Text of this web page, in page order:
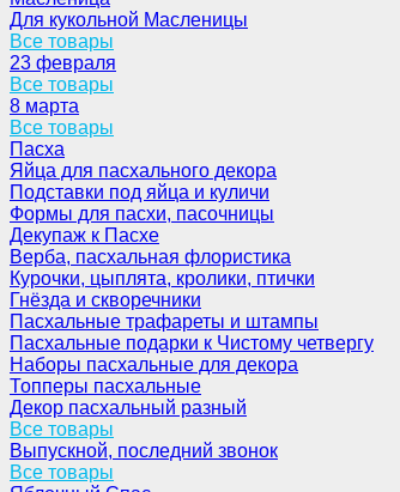
Для кукольной Масленицы
Все товары
23 февраля
Все товары
8 марта
Все товары
Пасха
Яйца для пасхального декора
Подставки под яйца и куличи
Формы для пасхи, пасочницы
Декупаж к Пасхе
Верба, пасхальная флористика
Курочки, цыплята, кролики, птички
Гнёзда и скворечники
Пасхальные трафареты и штампы
Пасхальные подарки к Чистому четвергу
Наборы пасхальные для декора
Топперы пасхальные
Декор пасхальный разный
Все товары
Выпускной, последний звонок
Все товары